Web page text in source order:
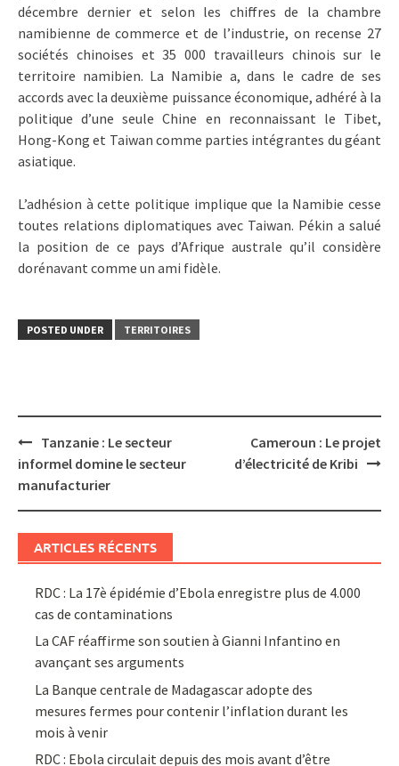
décembre dernier et selon les chiffres de la chambre
namibienne de commerce et de l’industrie, on recense 27
sociétés chinoises et 35 000 travailleurs chinois sur le
territoire namibien. La Namibie a, dans le cadre de ses
accords avec la deuxième puissance économique, adhéré à la
politique d’une seule Chine en reconnaissant le Tibet,
Hong-Kong et Taiwan comme parties intégrantes du géant
asiatique.
L’adhésion à cette politique implique que la Namibie cesse
toutes relations diplomatiques avec Taiwan. Pékin a salué
la position de ce pays d’Afrique australe qu’il considère
dorénavant comme un ami fidèle.
POSTED UNDER TERRITOIRES
Post
navigation
Tanzanie : Le secteur
informel domine le secteur
manufacturier
Cameroun : Le projet
d’électricité de Kribi
ARTICLES RÉCENTS
RDC : La 17è épidémie d’Ebola enregistre plus de 4.000
cas de contaminations
La CAF réaffirme son soutien à Gianni Infantino en
avançant ses arguments
La Banque centrale de Madagascar adopte des
mesures fermes pour contenir l’inflation durant les
mois à venir
RDC : Ebola circulait depuis des mois avant d’être